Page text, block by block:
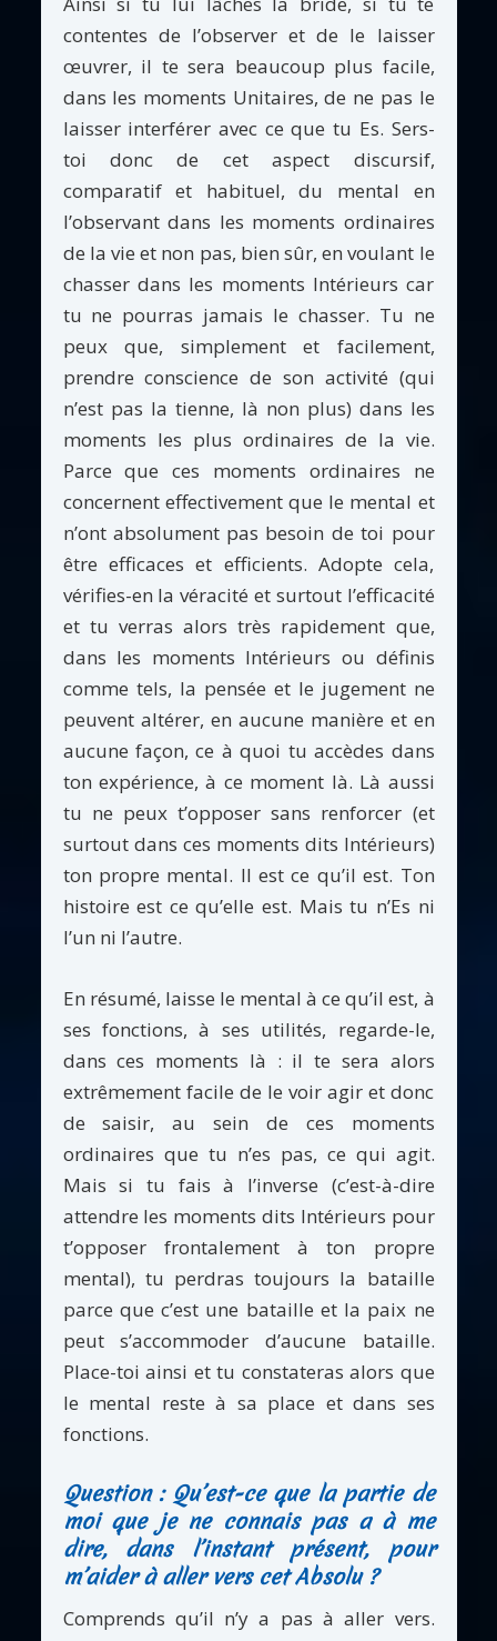
contentes de l’observer et de le laisser
œuvrer, il te sera beaucoup plus facile,
dans les moments Unitaires, de ne pas le
laisser interférer avec ce que tu Es. Sers-
toi donc de cet aspect discursif,
comparatif et habituel, du mental en
l’observant dans les moments ordinaires
de la vie et non pas, bien sûr, en voulant le
chasser dans les moments Intérieurs car
tu ne pourras jamais le chasser. Tu ne
peux que, simplement et facilement,
prendre conscience de son activité (qui
n’est pas la tienne, là non plus) dans les
moments les plus ordinaires de la vie.
Parce que ces moments ordinaires ne
concernent effectivement que le mental et
n’ont absolument pas besoin de toi pour
être efficaces et efficients. Adopte cela,
vérifies-en la véracité et surtout l’efficacité
et tu verras alors très rapidement que,
dans les moments Intérieurs ou définis
comme tels, la pensée et le jugement ne
peuvent altérer, en aucune manière et en
aucune façon, ce à quoi tu accèdes dans
ton expérience, à ce moment là. Là aussi
tu ne peux t’opposer sans renforcer (et
surtout dans ces moments dits Intérieurs)
ton propre mental. Il est ce qu’il est. Ton
histoire est ce qu’elle est. Mais tu n’Es ni
l’un ni l’autre.
En résumé, laisse le mental à ce qu’il est, à
ses fonctions, à ses utilités, regarde-le,
dans ces moments là : il te sera alors
extrêmement facile de le voir agir et donc
de saisir, au sein de ces moments
ordinaires que tu n’es pas, ce qui agit.
Mais si tu fais à l’inverse (c’est-à-dire
attendre les moments dits Intérieurs pour
t’opposer frontalement à ton propre
mental), tu perdras toujours la bataille
parce que c’est une bataille et la paix ne
peut s’accommoder d’aucune bataille.
Place-toi ainsi et tu constateras alors que
le mental reste à sa place et dans ses
fonctions.
Question : Qu’est-ce que la partie de
moi que je ne connais pas a à me
dire, dans l’instant présent, pour
m’aider à aller vers cet Absolu ?
Comprends qu’il n’y a pas à aller vers.